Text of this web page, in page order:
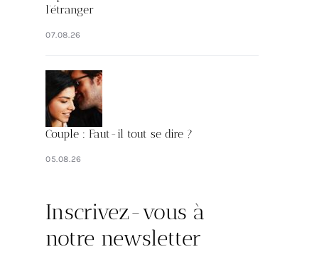
l’étranger
07.08.26
Couple : Faut-il tout se dire ?
05.08.26
Inscrivez-vous à
notre newsletter